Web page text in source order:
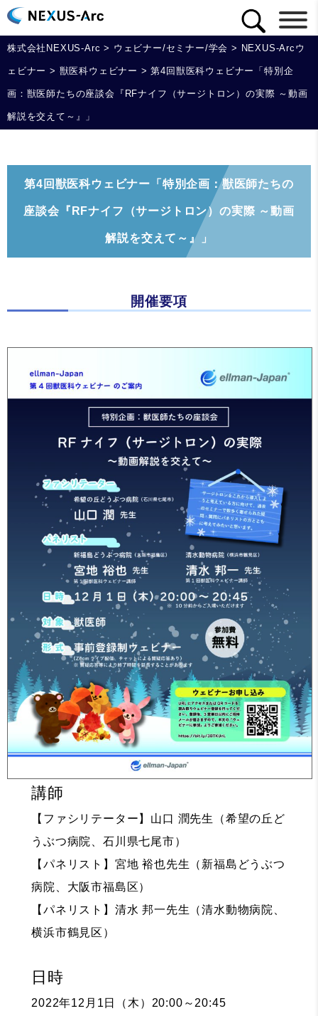
株式会社NEXUS-Arc > ウェビナー/セミナー/学会 > NEXUS-Arcウ
ェビナー > 獣医科ウェビナー >第4回獣医科ウェビナー「特別企
画：獣医師たちの座談会『RFナイフ（サージトロン）の実際 ～動画
解説を交えて～』」
第4回獣医科ウェビナー「特別企画：獣医師たちの
座談会『RFナイフ（サージトロン）の実際 ～動画
解説を交えて～』」
開催要項
講師
【ファシリテーター】山口 潤先生（希望の丘ど
うぶつ病院、石川県七尾市）
【パネリスト】宮地 裕也先生（新福島どうぶつ
病院、大阪市福島区）
【パネリスト】清水 邦一先生（清水動物病院、
横浜市鶴見区）
日時
2022年12月1日（木）20:00～20:45